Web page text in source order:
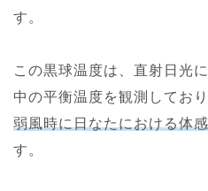
す。
この黒球温度は、直射日光
中の平衡温度を観測しており
弱風時に日なたにおける体
す。